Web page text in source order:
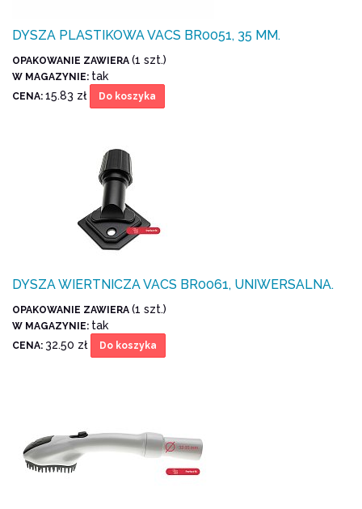
DYSZA PLASTIKOWA VACS BR0051, 35 MM.
OPAKOWANIE ZAWIERA (1 szt.)
W MAGAZYNIE: tak
CENA: 15.83 zł Do koszyka
DYSZA WIERTNICZA VACS BR0061, UNIWERSALNA.
OPAKOWANIE ZAWIERA (1 szt.)
W MAGAZYNIE: tak
CENA: 32.50 zł Do koszyka